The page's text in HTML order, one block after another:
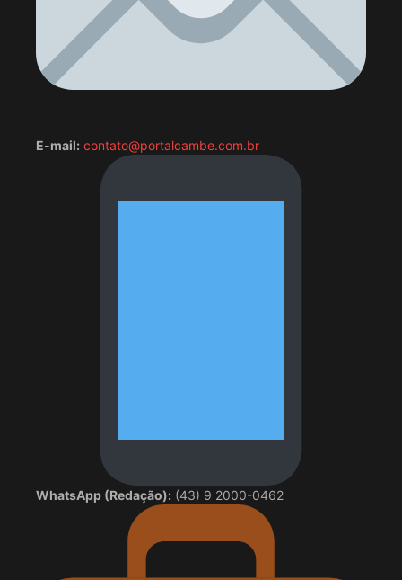
E-mail: contato@portalcambe.com.br
WhatsApp (Redação): (43) 9 2000-0462